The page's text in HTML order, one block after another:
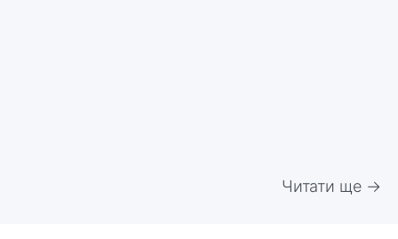
Читати ще →